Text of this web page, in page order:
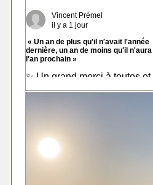
« Un an de plus qu'il n′avait l'année
dernière, un an de moins qu′il n'aura
l′an prochain »
✨ Un grand merci à toutes et
tous pour vos messages hier,
Vincent Prémel
il y a 1 jour